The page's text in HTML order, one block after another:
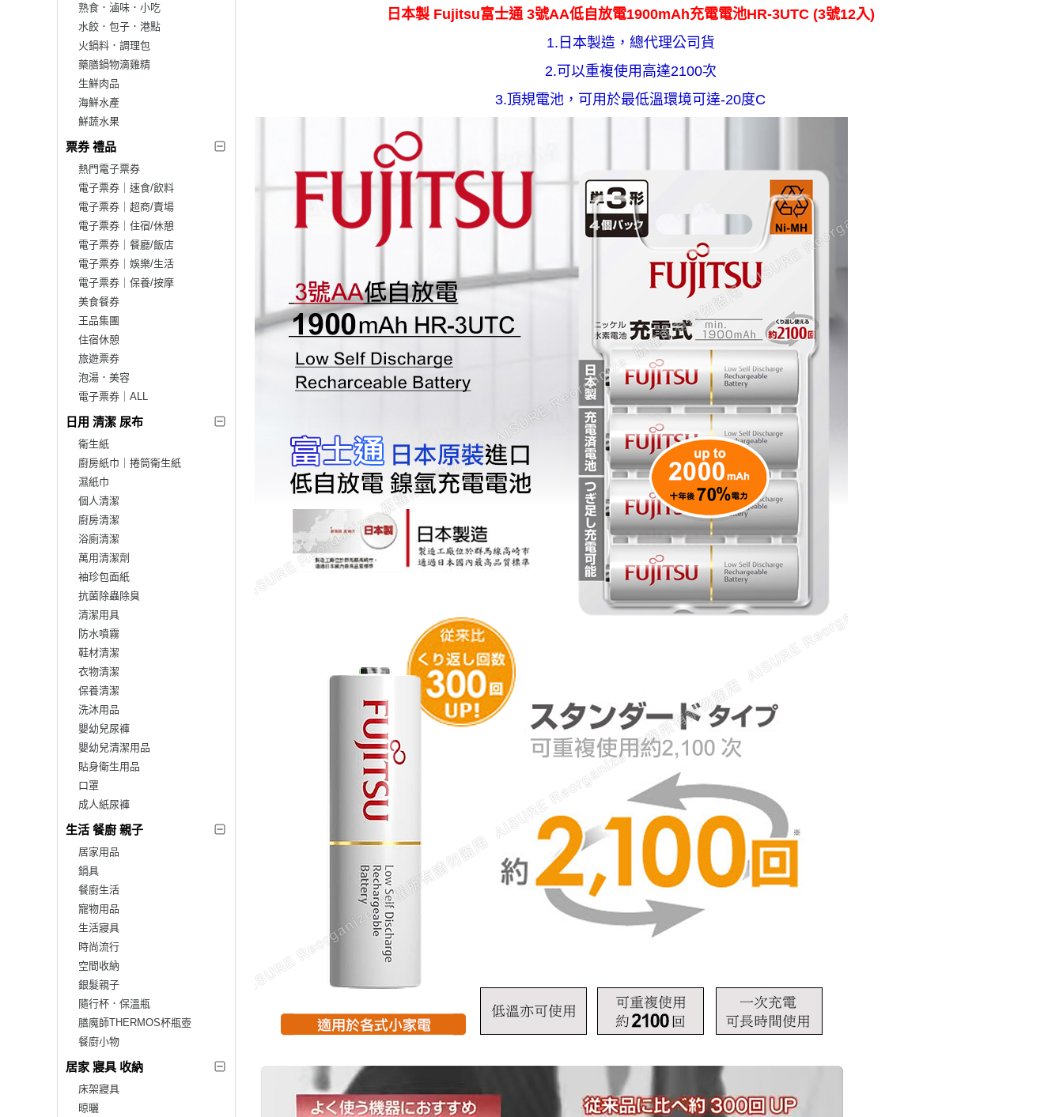
熟食．滷味．小吃
水餃．包子．港點
火鍋料．調理包
藥膳鍋物滴雞精
生鮮肉品
海鮮水產
鮮蔬水果
票券 禮品
熱門電子票券
電子票券｜速食/飲料
電子票券｜超商/賣場
電子票券｜住宿/休憩
電子票券｜餐廳/飯店
電子票券｜娛樂/生活
電子票券｜保養/按摩
美食餐券
王品集團
住宿休憩
旅遊票券
泡湯．美容
電子票券｜ALL
日用 清潔 尿布
衛生紙
廚房紙巾｜捲筒衛生紙
濕紙巾
個人清潔
廚房清潔
浴廁清潔
萬用清潔劑
袖珍包面紙
抗菌除蟲除臭
清潔用具
防水噴霧
鞋材清潔
衣物清潔
保養清潔
洗沐用品
嬰幼兒尿褲
嬰幼兒清潔用品
貼身衛生用品
口罩
成人紙尿褲
生活 餐廚 親子
居家用品
鍋具
餐廚生活
寵物用品
生活寢具
時尚流行
空間收納
銀髮親子
隨行杯．保溫瓶
膳魔師THERMOS杯瓶壺
餐廚小物
居家 寢具 收納
床架寢具
晾曬
日本製 Fujitsu富士通 3號AA低自放電1900mAh充電電池HR-3UTC (3號12入)
1.日本製造，總代理公司貨
2.可以重複使用高達2100次
3.頂規電池，可用於最低溫環境可達-20度C